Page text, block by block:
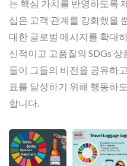
는 핵심 가치를 반영하도록
십은 고객 관계를 강화했을
대한 글로벌 메시지를 확대
신적이고 고품질의 SDGs
들이 그들의 비전을 공유하
표를 달성하기 위해 행동하
합니다.